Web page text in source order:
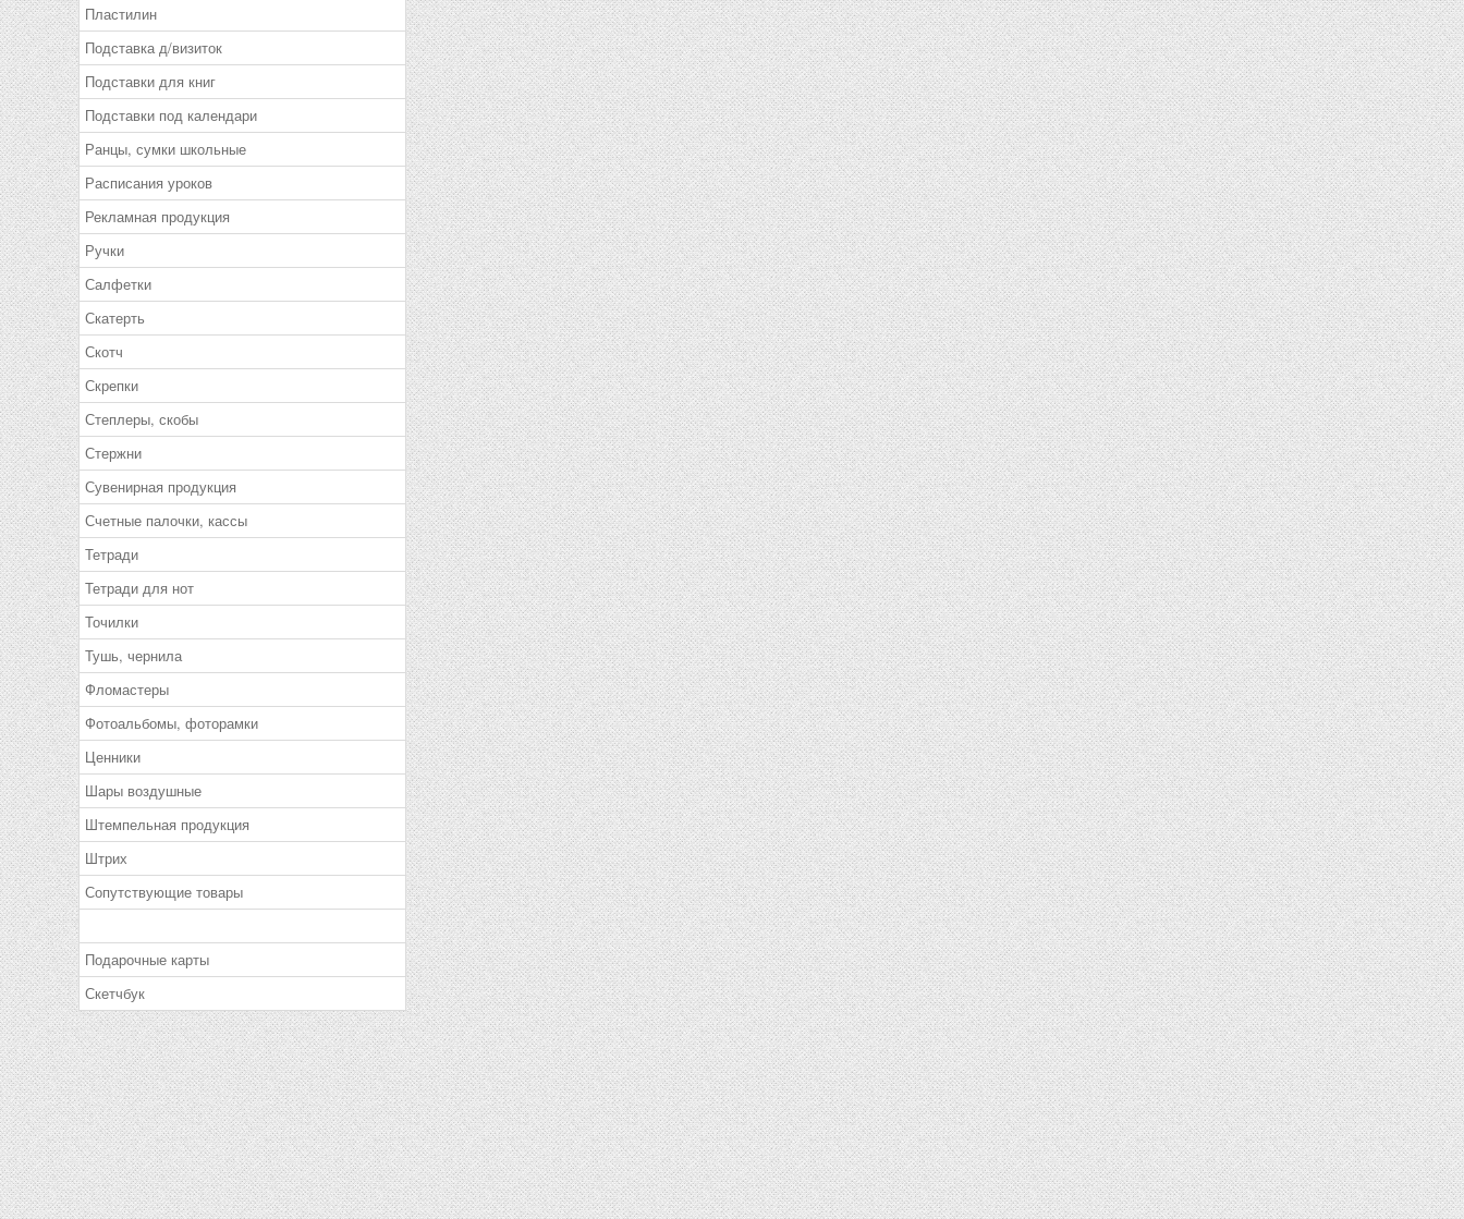
Пластилин
Подставка д/визиток
Подставки для книг
Подставки под календари
Ранцы, сумки школьные
Расписания уроков
Рекламная продукция
Ручки
Салфетки
Скатерть
Скотч
Скрепки
Степлеры, скобы
Стержни
Сувенирная продукция
Счетные палочки, кассы
Тетради
Тетради для нот
Точилки
Тушь, чернила
Фломастеры
Фотоальбомы, фоторамки
Ценники
Шары воздушные
Штемпельная продукция
Штрих
Сопутствующие товары
Подарочные карты
Скетчбук